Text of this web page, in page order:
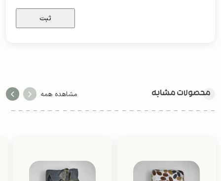
محصولات مشابه مشاهده همه